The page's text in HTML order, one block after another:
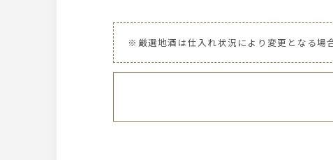
サワー、お茶ハイ
レモンサワー、柚子サワー、白桃サワー、バ
※厳選地酒は仕入れ状況により変更となる場